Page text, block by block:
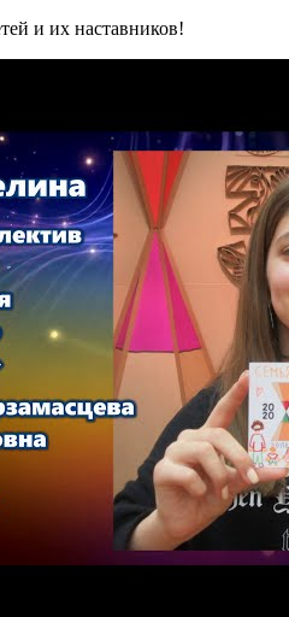
и их наставников!